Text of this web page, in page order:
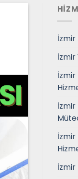
İzmir
İzmir
İzmir
İzmir
İzmir